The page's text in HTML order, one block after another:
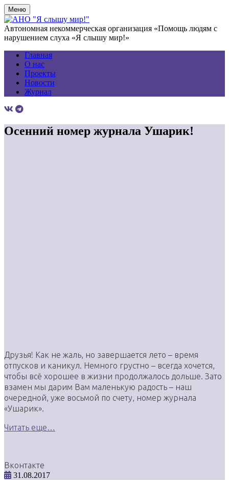
Меню
Автономная некоммерческая организация «Помощь людям с
нарушением слуха «Я слышу мир!»
Главная
О нас
Проекты
Новости
Журнал
Осенний номер журнала Ушарик!
Друзья! Как не жаль, но завершается лето – время
отпусков и каникул. Немного грустно – всегда хочется,
чтобы всё хорошее в жизни продолжалось дольше. Зато
взамен мы дарим Вам маленькую радость – наш
очередной, уже восьмой по счету, номер журнала
«Ушарик».
Читать еще…
Вконтакте
31.08.2017